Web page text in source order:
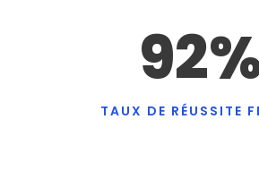
92
TAUX DE RÉUSSITE